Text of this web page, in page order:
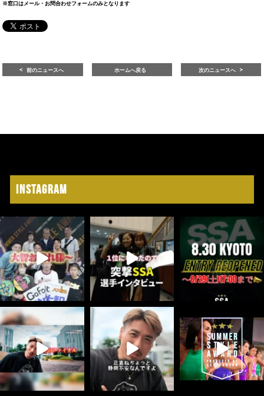
※窓口はメール・お問合わせフォームのみとなります
前のニュースへ ホームへ戻る 次のニュースへ
Instagram